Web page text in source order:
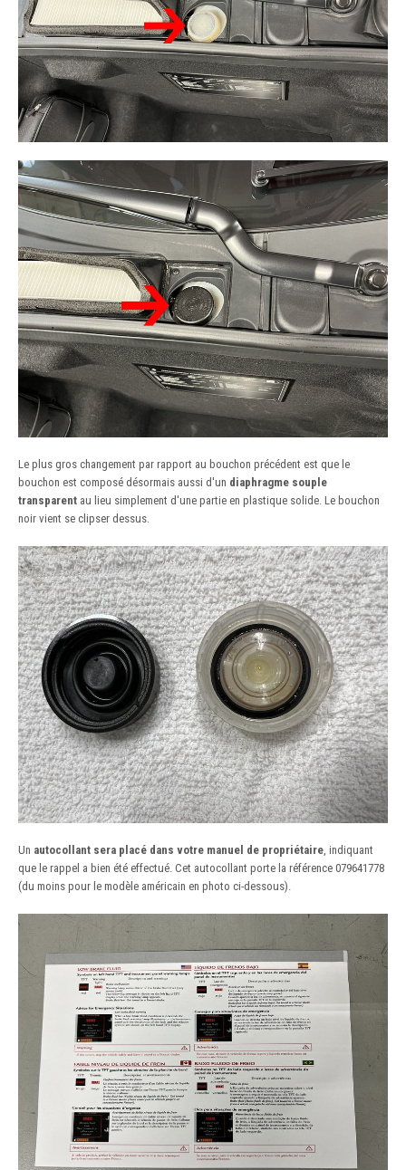
Le plus gros changement par rapport au bouchon précédent est que le
bouchon est composé désormais aussi d'un diaphragme souple
transparent au lieu simplement d'une partie en plastique solide. Le bouchon
noir vient se clipser dessus.
Un autocollant sera placé dans votre manuel de propriétaire , indiquant
que le rappel a bien été effectué. Cet autocollant porte la référence 079641778
(du moins pour le modèle américain en photo ci-dessous).